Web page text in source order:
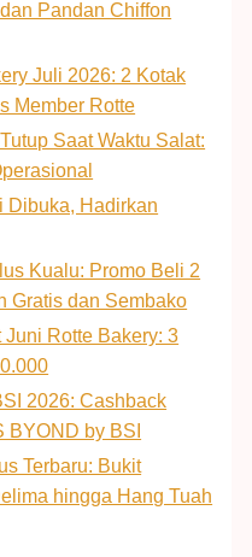
Pandan Chiffon
Juli 2026: 2 Kotak
Member Rotte
Saat Waktu Salat:
Dibuka, Hadirkan
Kualu: Promo Beli 2
Gratis dan Sembako
Rotte Bakery: 3
2026: Cashback
BYOND by BSI
Terbaru: Bukit
hingga Hang Tuah